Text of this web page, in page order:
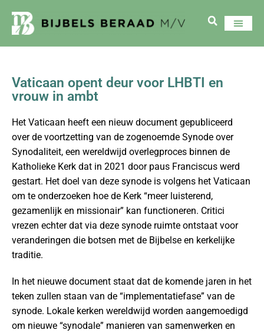
Vaticaan opent deur voor LHBTI en
vrouw in ambt
Het Vaticaan heeft een nieuw document gepubliceerd
over de voortzetting van de zogenoemde Synode over
Synodaliteit, een wereldwijd overlegproces binnen de
Katholieke Kerk dat in 2021 door paus Franciscus werd
gestart. Het doel van deze synode is volgens het Vaticaan
om te onderzoeken hoe de Kerk “meer luisterend,
gezamenlijk en missionair” kan functioneren. Critici
vrezen echter dat via deze synode ruimte ontstaat voor
veranderingen die botsen met de Bijbelse en kerkelijke
traditie.
In het nieuwe document staat dat de komende jaren in het
teken zullen staan van de “implementatiefase” van de
synode. Lokale kerken wereldwijd worden aangemoedigd
om nieuwe “synodale” manieren van samenwerken en